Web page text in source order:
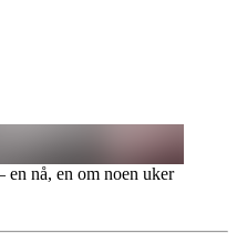
en nå, en om noen uker